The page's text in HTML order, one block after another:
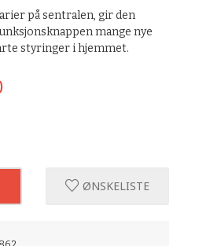
på sentralen, gir den
mange nye
styringer i hjemmet.
ØNSKELISTE